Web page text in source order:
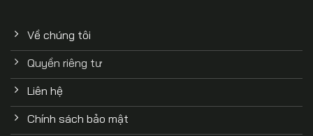
Về chúng tôi
Quyền riêng tư
Liên hệ
Chính sách bảo mật